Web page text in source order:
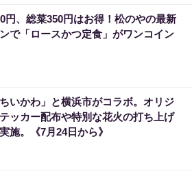
円、総菜350円はお得！松のやの最新
で「ロースかつ定食」がワンコイン
ちいかわ」と横浜市がコラボ。オリジ
ッカー配布や特別な花火の打ち上げ
施。《7月24日から》